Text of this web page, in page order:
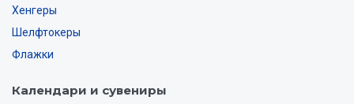
Хенгеры
Шелфтокеры
Флажки
Календари и сувениры